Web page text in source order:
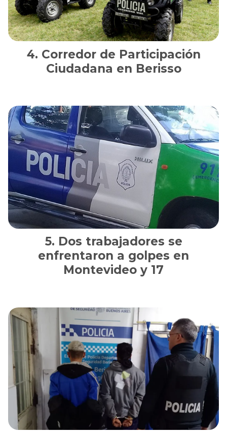
Corredor de Participación
Ciudadana en Berisso
Dos trabajadores se
enfrentaron a golpes en
Montevideo y 17